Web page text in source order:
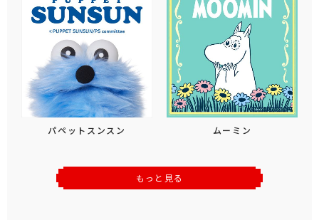
パペットスンスン ムーミン
もっと見る